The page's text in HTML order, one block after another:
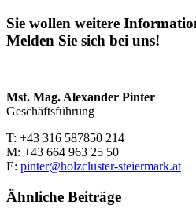
Sie wollen weitere
Melden Sie sich bei uns!
Mst. Mag. Alexander Pinter
Geschäftsführung
T: +43 316 587850 214
M: +43 664 963 25 50
E: pinter@holzcluster-steiermark.at
Ähnliche Beiträge